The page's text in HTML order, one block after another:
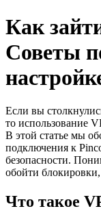
Как
Советы
Если вы
то использование
В этой статье мы
подключения к
безопасности.
обойти
Что такое